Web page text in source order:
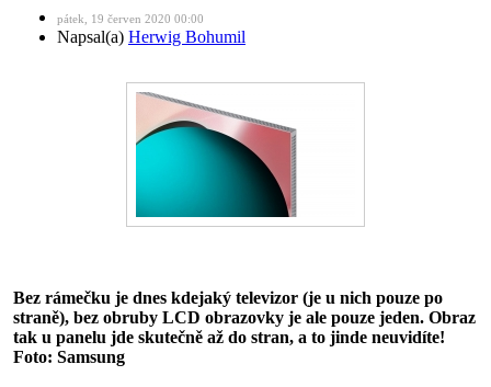
pátek, 19 červen 2020 00:00
Napsal(a) Herwig Bohumil
Bez rámečku je dnes kdejaký televizor (je u nich pouze po
straně), bez obruby LCD obrazovky je ale pouze jeden. Obraz
tak u panelu jde skutečně až do stran, a to jinde neuvidíte!
Foto: Samsung